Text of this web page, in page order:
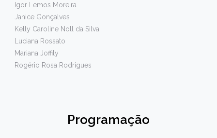
Igor Lemos Moreira
Janice Gonçalves
Kelly Caroline Noll da Silva
Luciana Rossato
Mariana Joffily
Rogério Rosa Rodrigues
Programação